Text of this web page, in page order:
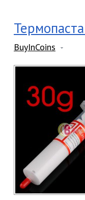
BuyInCoins